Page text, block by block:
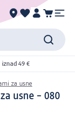
49 €
za usne
usne – 080